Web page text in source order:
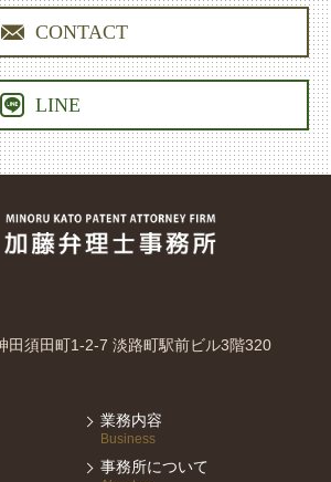
 CONTACT
 LINE
田須田町1-2-7 淡路町駅前ビル3階320
業務内容
Business
事務所について